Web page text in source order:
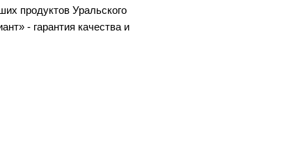
продуктов Уральского
- гарантия качества и